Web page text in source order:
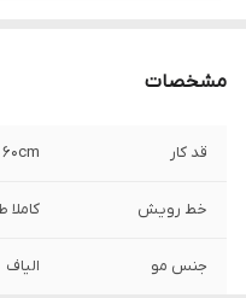
مشخصات
قد کار ۶۰cm
خط رویش کاملا
جنس مو الیاف